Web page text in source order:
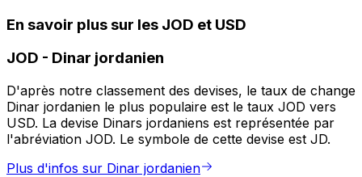
En savoir plus sur les JOD et USD
JOD - Dinar jordanien
D'après notre classement des devises, le taux de change
Dinar jordanien le plus populaire est le taux JOD vers
USD. La devise Dinars jordaniens est représentée par
l'abréviation JOD. Le symbole de cette devise est JD.
Plus d'infos sur Dinar jordanien